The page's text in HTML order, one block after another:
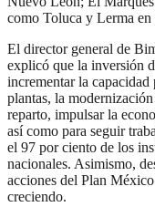
como Toluca y Lerma
El director general de
explicó que la inversión
incrementar la
plantas, la
reparto, impulsar la
así como para seguir
el 97 por ciento de los
nacionales. Asimismo,
acciones del Plan
creciendo.